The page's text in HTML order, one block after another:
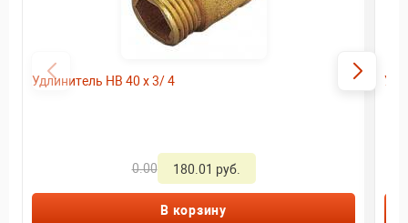
Удлинитель HВ 40 x 3/ 4
0.00 180.01 руб.
В корзину